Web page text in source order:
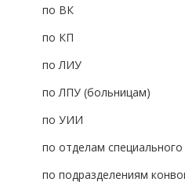
по ВК
по КП
по ЛИУ
по ЛПУ (больницам)
по УИИ
по отделам специального
по подразделениям